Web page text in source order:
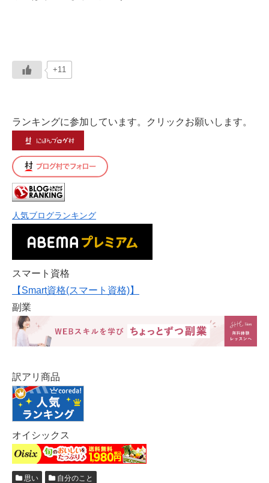
+11
ランキングに参加しています。クリックお願いします。
人気ブログランキング
スマート資格
【Smart資格(スマート資格)】
副業
訳アリ商品
オイシックス
思い 自分のこと